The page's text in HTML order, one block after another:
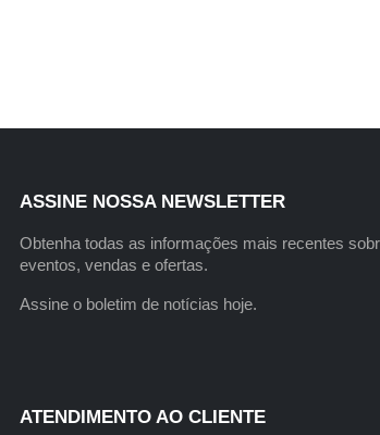
ASSINE NOSSA NEWSLETTER
Obtenha todas as informações mais recentes
eventos, vendas e ofertas.
Assine o boletim de notícias hoje.
ATENDIMENTO AO CLIENTE